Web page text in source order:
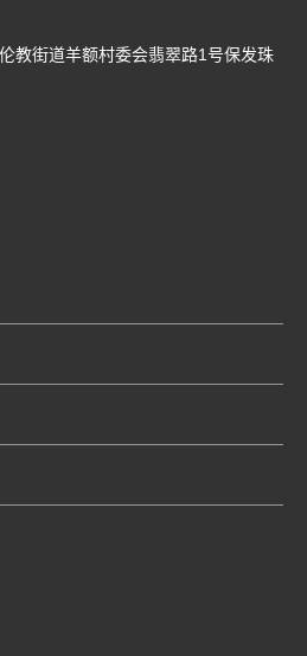
教街道羊额村委会翡翠路1号保发珠